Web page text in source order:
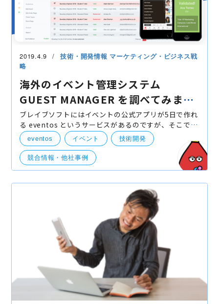
2019.4.9 技術・開発情報 マーケティング・ビジネス戦
略
海外のイベント管理システム
GUEST MANAGER を調べてみまし
た
ブレイブソフトにはイベントの公式アプリが5日で作れ
る eventos というサービスがあるのですが、そこで連
携することのできる予約システムを調査する機会があ
ったので、それについて共有したいと思います。 今回
調べ
eventos イベント 技術開発
競合情報・他社事例